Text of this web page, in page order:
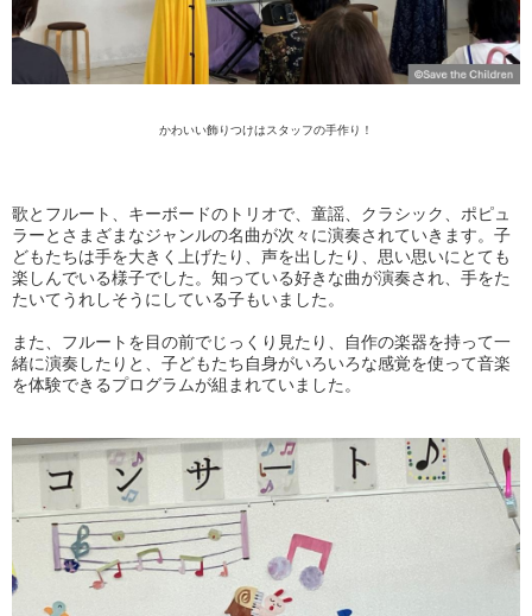
かわいい飾りつけはスタッフの手作り ！
歌とフルート、キーボードのトリオで、童謡、クラシック、ポピュ
ラーとさまざまなジャンルの名曲が次々に演奏されていきます。子
どもたちは手を大きく上げたり、声を出したり、思い思いにとても
楽しんでいる様子でした。知っている好きな曲が演奏され、手をた
たいてうれしそうにしている子もいました。
また、フルートを目の前でじっくり見たり、自作の楽器を持って一
緒に演奏したりと、子どもたち自身がいろいろな感覚を使って音楽
を体験できるプログラムが組まれていました。